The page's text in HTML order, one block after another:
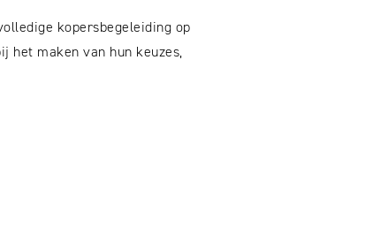
kopersbegeleiding op
het maken van hun keuzes,